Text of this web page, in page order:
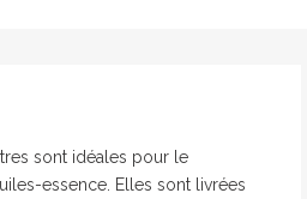
sont idéales pour le
essence. Elles sont livrées